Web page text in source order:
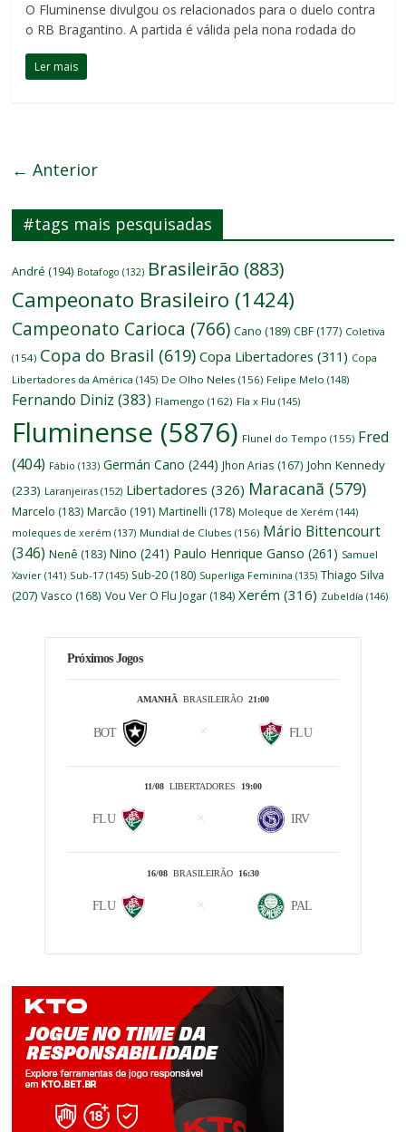
O Fluminense divulgou os relacionados para o duelo contra
o RB Bragantino. A partida é válida pela nona rodada do
Ler mais
← Anterior
#tags mais pesquisadas
André (194) Botafogo (132) Brasileirão (883)
Campeonato Brasileiro (1424)
Campeonato Carioca (766) Cano (189) CBF (177) Coletiva
(154) Copa do Brasil (619) Copa Libertadores (311) Copa
Libertadores da América (145) De Olho Neles (156) Felipe Melo (148)
Fernando Diniz (383) Flamengo (162) Fla x Flu (145)
Fluminense (5876) Flunel do Tempo (155) Fred
(404) Fábio (133) Germán Cano (244) Jhon Arias (167) John Kennedy
(233) Laranjeiras (152) Libertadores (326) Maracanã (579)
Marcelo (183) Marcão (191) Martinelli (178) Moleque de Xerém (144)
moleques de xerém (137) Mundial de Clubes (156) Mário Bittencourt
(346) Nenê (183) Nino (241) Paulo Henrique Ganso (261) Samuel
Xavier (141) Sub-17 (145) Sub-20 (180) Superliga Feminina (135) Thiago Silva
(207) Vasco (168) Vou Ver O Flu Jogar (184) Xerém (316) Zubeldía (146)
Próximos Jogos
AMANHÃBRASILEIRÃO 21:00
BOT FLU
11/08LIBERTADORES 19:00
FLU IRV
16/08BRASILEIRÃO 16:30
FLU PAL